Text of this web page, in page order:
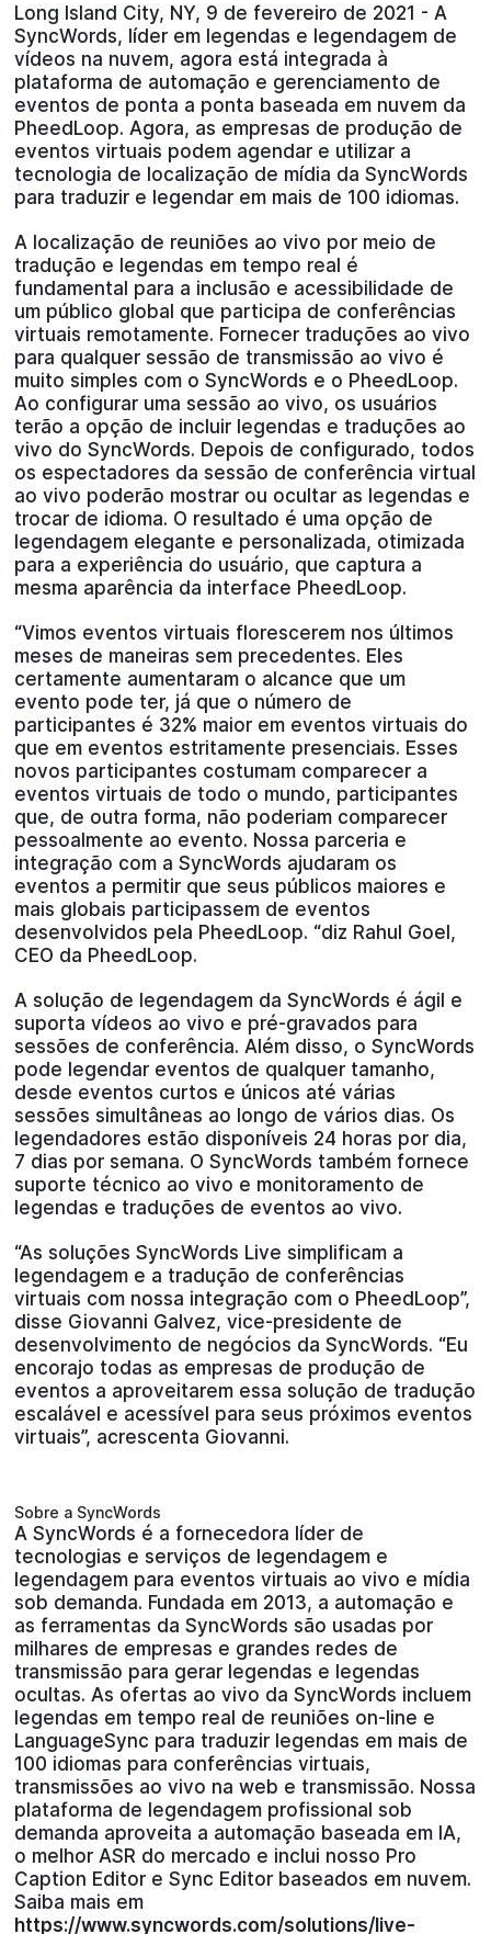
Long Island City, NY, 9 de fevereiro de 2021 - A
SyncWords, líder em legendas e legendagem de
vídeos na nuvem, agora está integrada à
plataforma de automação e gerenciamento de
eventos de ponta a ponta baseada em nuvem da
PheedLoop. Agora, as empresas de produção de
eventos virtuais podem agendar e utilizar a
tecnologia de localização de mídia da SyncWords
para traduzir e legendar em mais de 100 idiomas.
A localização de reuniões ao vivo por meio de
tradução e legendas em tempo real é
fundamental para a inclusão e acessibilidade de
um público global que participa de conferências
virtuais remotamente. Fornecer traduções ao vivo
para qualquer sessão de transmissão ao vivo é
muito simples com o SyncWords e o PheedLoop.
Ao configurar uma sessão ao vivo, os usuários
terão a opção de incluir legendas e traduções ao
vivo do SyncWords. Depois de configurado, todos
os espectadores da sessão de conferência virtual
ao vivo poderão mostrar ou ocultar as legendas e
trocar de idioma. O resultado é uma opção de
legendagem elegante e personalizada, otimizada
para a experiência do usuário, que captura a
mesma aparência da interface PheedLoop.
“Vimos eventos virtuais florescerem nos últimos
meses de maneiras sem precedentes. Eles
certamente aumentaram o alcance que um
evento pode ter, já que o número de
participantes é 32% maior em eventos virtuais do
que em eventos estritamente presenciais. Esses
novos participantes costumam comparecer a
eventos virtuais de todo o mundo, participantes
que, de outra forma, não poderiam comparecer
pessoalmente ao evento. Nossa parceria e
integração com a SyncWords ajudaram os
eventos a permitir que seus públicos maiores e
mais globais participassem de eventos
desenvolvidos pela PheedLoop. “diz Rahul Goel,
CEO da PheedLoop.
A solução de legendagem da SyncWords é ágil e
suporta vídeos ao vivo e pré-gravados para
sessões de conferência. Além disso, o SyncWords
pode legendar eventos de qualquer tamanho,
desde eventos curtos e únicos até várias
sessões simultâneas ao longo de vários dias. Os
legendadores estão disponíveis 24 horas por dia,
7 dias por semana. O SyncWords também fornece
suporte técnico ao vivo e monitoramento de
legendas e traduções de eventos ao vivo.
“As soluções SyncWords Live simplificam a
legendagem e a tradução de conferências
virtuais com nossa integração com o PheedLoop”,
disse Giovanni Galvez, vice-presidente de
desenvolvimento de negócios da SyncWords. “Eu
encorajo todas as empresas de produção de
eventos a aproveitarem essa solução de tradução
escalável e acessível para seus próximos eventos
virtuais”, acrescenta Giovanni.
Sobre a SyncWords
A SyncWords é a fornecedora líder de
tecnologias e serviços de legendagem e
legendagem para eventos virtuais ao vivo e mídia
sob demanda. Fundada em 2013, a automação e
as ferramentas da SyncWords são usadas por
milhares de empresas e grandes redes de
transmissão para gerar legendas e legendas
ocultas. As ofertas ao vivo da SyncWords incluem
legendas em tempo real de reuniões on-line e
LanguageSync para traduzir legendas em mais de
100 idiomas para conferências virtuais,
transmissões ao vivo na web e transmissão. Nossa
plataforma de legendagem profissional sob
demanda aproveita a automação baseada em IA,
o melhor ASR do mercado e inclui nosso Pro
Caption Editor e Sync Editor baseados em nuvem.
Saiba mais em
https://www.syncwords.com/solutions/live-